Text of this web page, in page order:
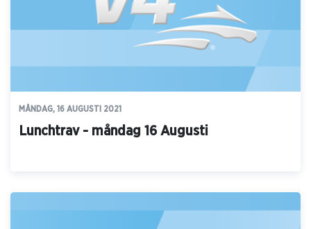
MÅNDAG, 16 AUGUSTI 2021
Lunchtrav - måndag 16 Augusti